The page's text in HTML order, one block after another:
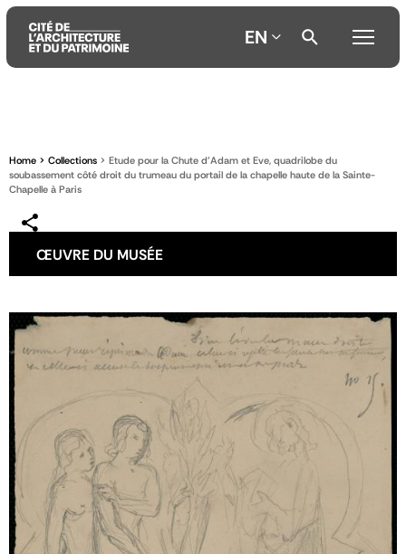
contenu
principal
menu
principal
la
recherche
EN
Home Collections
Etude pour la Chute d'Adam et Eve, quadrilobe du
soubassement côté droit du trumeau du portail de la chapelle haute de la Sainte-
Chapelle à Paris
ŒUVRE DU MUSÉE